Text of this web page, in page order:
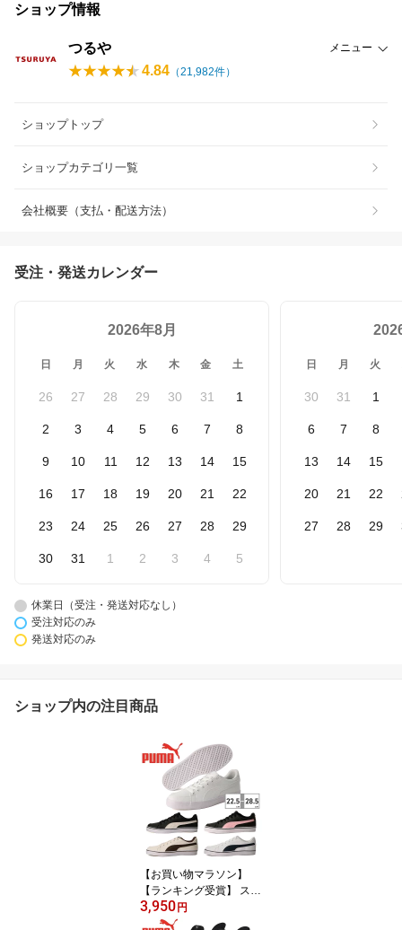
ショップ情報
つるや メニュー
4.84 （21,982件）
ショップトップ
ショップカテゴリ一覧
会社概要（支払・配送方法）
受注・発送カレンダー
2026年8月
日 月 火 水 木 金 土
26 27 28 29 30 31 1
2 3 4 5 6 7 8
9 10 11 12 13 14 15
16 17 18 19 20 21 22
23 24 25 26 27 28 29
30 31 1 2 3 4 5
日 月 火
30 31 1
6 7 8
13 14 15
20 21 22
27 28 29
休業日（受注・発送対応なし）
受注対応のみ
発送対応のみ
ショップ内の注目商品
【お買い物マラソン】
【ランキング受賞】 スニ
ーカー プーマ メンズ レ
ディース Vコートバルク
3,950 円